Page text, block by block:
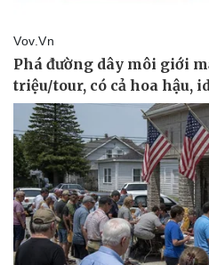
Pháp luật
Vụ án
Tin nóng
Tư vấn luật